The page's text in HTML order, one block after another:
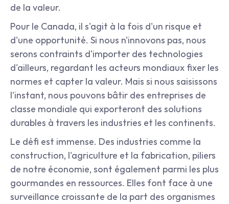
de la valeur.
Pour le Canada, il s'agit à la fois d'un risque et
d'une opportunité. Si nous n'innovons pas, nous
serons contraints d'importer des technologies
d'ailleurs, regardant les acteurs mondiaux fixer les
normes et capter la valeur. Mais si nous saisissons
l'instant, nous pouvons bâtir des entreprises de
classe mondiale qui exporteront des solutions
durables à travers les industries et les continents.
Le défi est immense. Des industries comme la
construction, l'agriculture et la fabrication, piliers
de notre économie, sont également parmi les plus
gourmandes en ressources. Elles font face à une
surveillance croissante de la part des organismes